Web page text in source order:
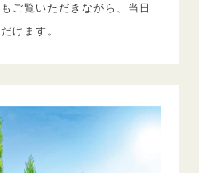
ご覧いただきながら、当日
けます。